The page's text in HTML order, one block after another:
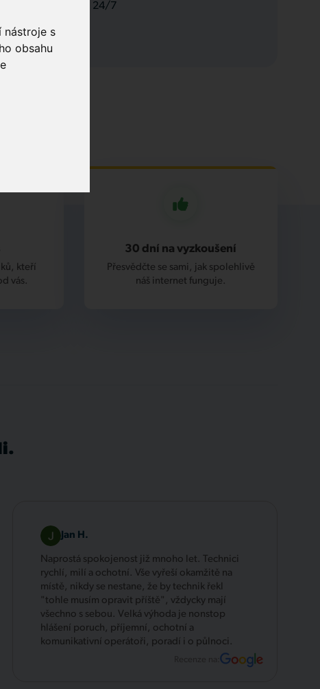
nástroje s
obsahu
a servis, podpora 24/7
kteří
vás.
30 dní na vyzkoušení
Přesvědčte se sami, jak spolehlivě
náš internet funguje.
Jan H.
Naprostá spokojenost již mnoho let. Technici
rychlí, milí a ochotní. Vše vyřeší okamžitě na
místě, nikdy se nestane, že by technik řekl
"tohle musím opravit příště", vždycky mají
všechno s sebou. Velká výhoda je nonstop
hlášení poruch, příjemní, ochotní a
komunikativní operátoři, poradí i o půlnoci.
Recenze na: